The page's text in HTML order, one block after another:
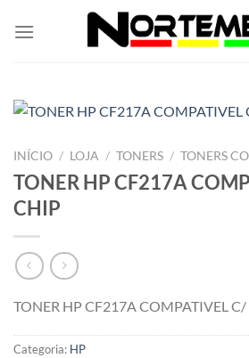
INÍCIO / LOJA / TONERS / TONERS
TONER HP CF217A
CHIP
TONER HP CF217A COMPATIVEL
Categoria: HP